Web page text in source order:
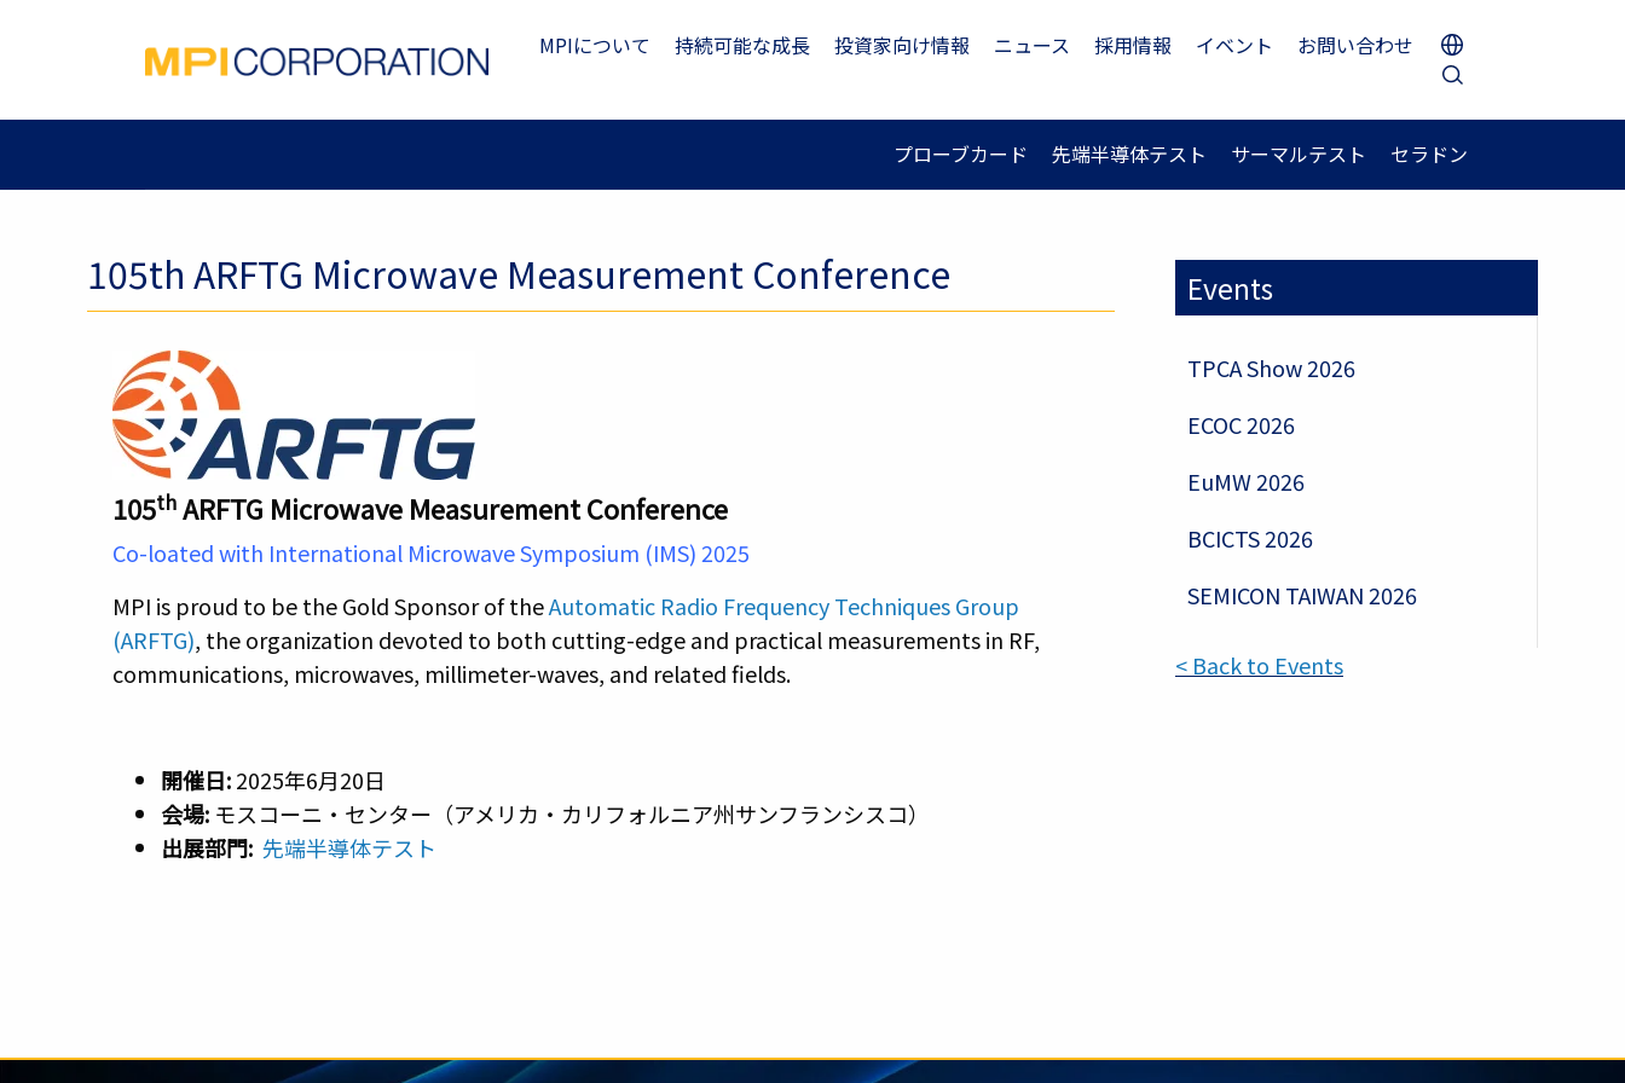
MPIについて 持続可能な成長 投資家向け情報 ニュース 採用情報 イベント お問い合わせ
プローブカード 先端半導体テスト サーマルテスト セラドン
105th ARFTG Microwave Measurement Conference
105th ARFTG Microwave Measurement Conference
Co-loated with International Microwave Symposium (IMS) 2025
MPI is proud to be the Gold Sponsor of theAutomatic Radio Frequency Techniques Group
(ARFTG), the organization devoted to both cutting-edge and practical measurements in RF,
communications, microwaves, millimeter-waves, and related fields.
開催日:2025年6月20日
会場: モスコーニ・センター（アメリカ・カリフォルニア州サンフランシスコ）
出展部門:先端半導体テスト
Events
TPCA Show 2026
ECOC 2026
EuMW 2026
BCICTS 2026
SEMICON TAIWAN 2026
< Back to Events